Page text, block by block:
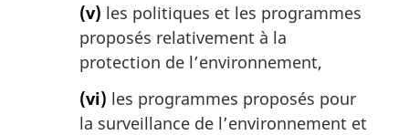
(v) les politiques et les programmes
proposés relativement à la
protection de l’environnement,
(vi) les programmes proposés pour
la surveillance de l’environnement et